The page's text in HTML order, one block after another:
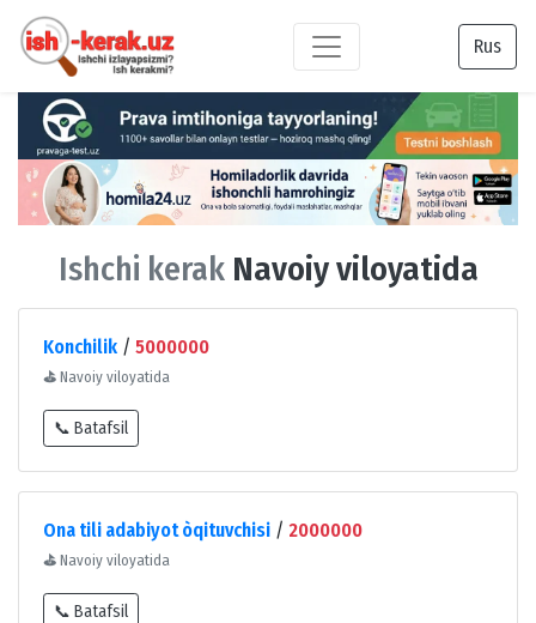
Rus
Ishchi kerak Navoiy viloyatida
Konchilik / 5000000
⛳ Navoiy viloyatida
📞 Batafsil
Ona tili adabiyot òqituvchisi / 2000000
⛳ Navoiy viloyatida
📞 Batafsil